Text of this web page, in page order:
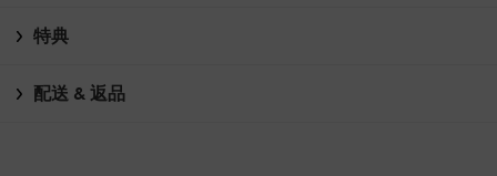
特典
配送 & 返品